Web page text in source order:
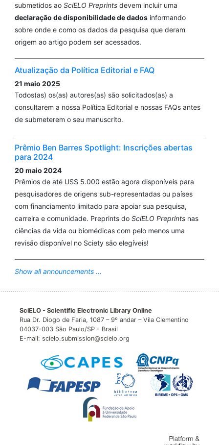
submetidos ao SciELO Preprints devem incluir uma
declaração de disponibilidade de dados informando
sobre onde e como os dados da pesquisa que deram
origem ao artigo podem ser acessados.
Atualização da Política Editorial e FAQ
21 maio 2025
Todos(as) os(as) autores(as) são solicitados(as) a
consultarem a nossa Política Editorial e nossas FAQs antes
de submeterem o seu manuscrito.
Prêmio Ben Barres Spotlight: Inscrições abertas
para 2024
20 maio 2024
Prêmios de até US$ 5.000 estão agora disponíveis para
pesquisadores de origens sub-representadas ou países
com financiamento limitado para apoiar sua pesquisa,
carreira e comunidade. Preprints do SciELO Preprints nas
ciências da vida ou biomédicas com pelo menos uma
revisão disponível no Sciety são elegíveis!
Show all announcements ...
SciELO - Scientific Electronic Library Online
Rua Dr. Diogo de Faria, 1087 – 9º andar – Vila Clementino
04037-003 São Paulo/SP - Brasil
E-mail: scielo.submission@scielo.org